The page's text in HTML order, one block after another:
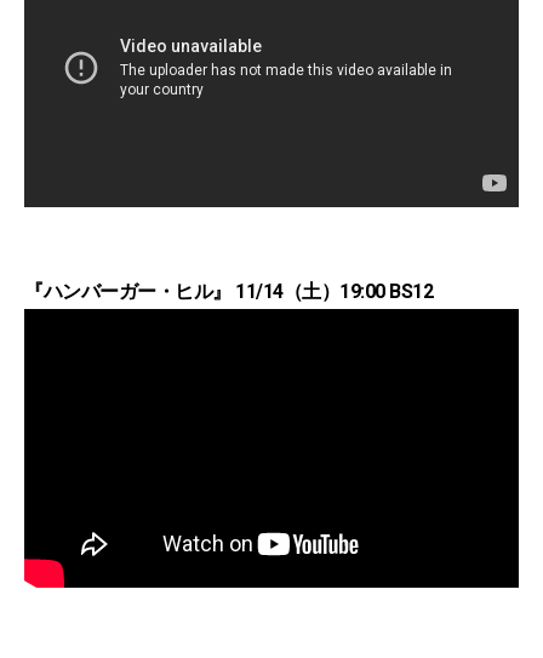
『ハンバーガー・ヒル』 11/14（土）19:00 BS12